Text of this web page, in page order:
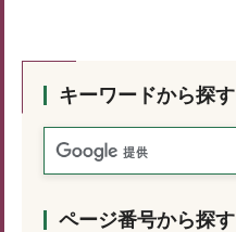
キーワードから探す
ページ番号から探す